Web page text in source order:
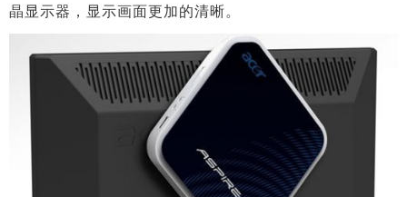
晶显示器，显示画面更加的清晰。